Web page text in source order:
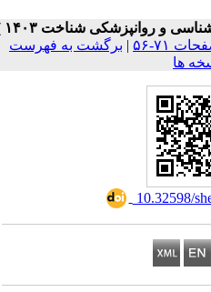
|برگشت به فهرست
ها
10.32598/